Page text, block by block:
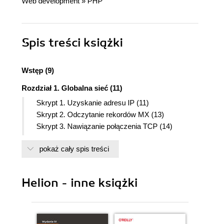
Spis treści książki
Wstęp (9)
Rozdział 1. Globalna sieć (11)
Skrypt 1. Uzyskanie adresu IP (11)
Skrypt 2. Odczytanie rekordów MX (13)
Skrypt 3. Nawiązanie połączenia TCP (14)
Skrypt 5. Pobranie pliku z serwera ftp (19)
(21)
Skrypt 9. Przekierowanie z użyciem nagłówków
pokaż cały spis treści
Helion - inne książki